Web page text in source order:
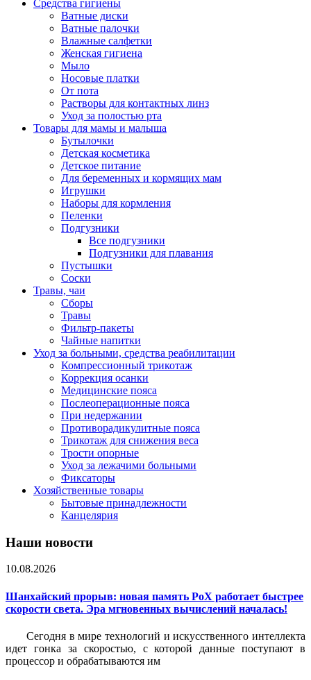
Средства гигиены
Ватные диски
Ватные палочки
Влажные салфетки
Женская гигиена
Мыло
Носовые платки
От пота
Растворы для контактных линз
Уход за полостью рта
Товары для мамы и малыша
Бутылочки
Детская косметика
Детское питание
Для беременных и кормящих мам
Игрушки
Наборы для кормления
Пеленки
Подгузники
Все подгузники
Подгузники для плавания
Пустышки
Соски
Травы, чаи
Сборы
Травы
Фильтр-пакеты
Чайные напитки
Уход за больными, средства реабилитации
Компрессионный трикотаж
Коррекция осанки
Медицинские пояса
Послеоперационные пояса
При недержании
Противорадикулитные пояса
Трикотаж для снижения веса
Трости опорные
Уход за лежачими больными
Фиксаторы
Хозяйственные товары
Бытовые принадлежности
Канцелярия
Наши новости
10.08.2026
Шанхайский прорыв: новая память PoX работает быстрее
скорости света. Эра мгновенных вычислений началась!
Сегодня в мире технологий и искусственного интеллекта
идет гонка за скоростью, с которой данные поступают в
процессор и обрабатываются им